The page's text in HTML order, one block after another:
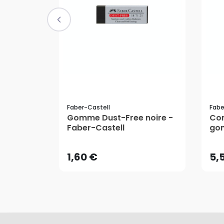
Faber-Castell
Gomme Dust-Free noire -
Faber-Castell
1,60 €
1,60 €
AJOUTER AU PANIER